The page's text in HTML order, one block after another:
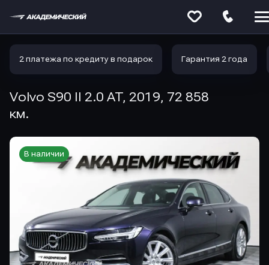
2 платежа по кредиту в подарок Гарантия 2 года
Volvo S90 II 2.0 AT, 2019, 72 858
км.
В наличии